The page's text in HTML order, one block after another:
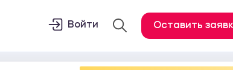
Войти Оставить